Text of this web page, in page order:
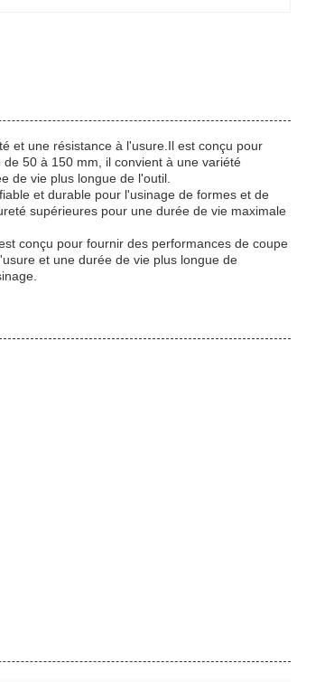
et une résistance à l'usure.Il est conçu pour
50 à 150 mm, il convient à une variété
de vie plus longue de l'outil.
et durable pour l'usinage de formes et de
supérieures pour une durée de vie maximale
conçu pour fournir des performances de coupe
et une durée de vie plus longue de